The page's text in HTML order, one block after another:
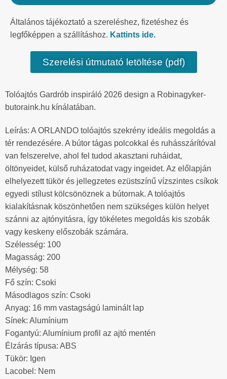
Általános tájékoztató a szereléshez, fizetéshez és
legfőképpen a szállításhoz. Kattints ide.
Szerelési útmutató letöltése (pdf)
Tolóajtós Gardrób inspiráló 2026 design a Robinagyker-
butoraink.hu kínálatában.
Leírás: A ORLANDO tolóajtós szekrény ideális megoldás a
tér rendezésére. A bútor tágas polcokkal és ruhásszárítóval
van felszerelve, ahol fel tudod akasztani ruháidat,
öltönyeidet, külső ruházatodat vagy ingeidet. Az előlapján
elhelyezett tükör és jellegzetes ezüstszínű vízszintes csíkok
egyedi stílust kölcsönöznek a bútornak. A tolóajtós
kialakításnak köszönhetően nem szükséges külön helyet
szánni az ajtónyitásra, így tökéletes megoldás kis szobák
vagy keskeny előszobák számára.
Szélesség: 100
Magasság: 200
Mélység: 58
Fő szín: Csoki
Másodlagos szín: Csoki
Anyag: 16 mm vastagságú laminált lap
Sínek: Alumínium
Fogantyú: Alumínium profil az ajtó mentén
Élzárás típusa: ABS
Tükör: Igen
Lacobel: Nem